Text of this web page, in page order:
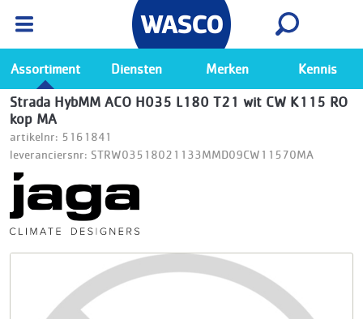
Ga naar de Wasco app
Bekijk
Assortiment Diensten Merken Kennis
Strada HybMM ACO H035 L180 T21 wit CW K115 RO
kop MA
artikelnr: 5161841
leveranciersnr: STRW03518021133MMD09CW11570MA